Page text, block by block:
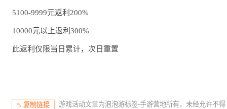
5100-9999元返利200%
10000元以上返利300%
此返利仅限当日累计，次日重置
复制链接 游戏活动文章为泡泡游标签-手游营地所有，未经允许不得